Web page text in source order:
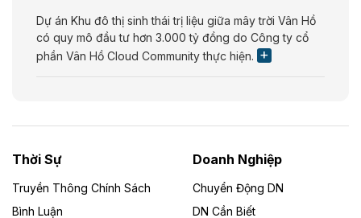
Dự án Khu đô thị sinh thái trị liệu giữa mây trời Vân Hồ
có quy mô đầu tư hơn 3.000 tỷ đồng do Công ty cổ
phần Vân Hồ Cloud Community thực hiện.
Dự án Nhà máy xử lý rác và phát điện Bắc Giang do
Công ty TNHH Năng lượng môi trường Bắc Giang làm
Thời Sự
Truyền Thông Chính Sách
Bình Luận
Doanh Nghiệp
Chuyển Động DN
DN Cần Biết